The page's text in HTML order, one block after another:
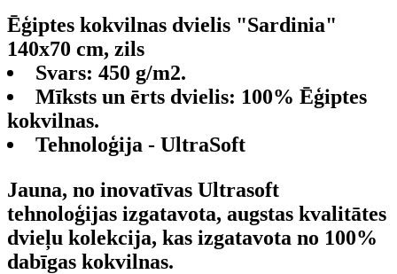
Ēģiptes kokvilnas dvielis "Sardinia"
140x70 cm, zils
Svars: 450 g/m2.
Mīksts un ērts dvielis: 100% Ēģiptes
kokvilnas.
Tehnoloģija - UltraSoft
Jauna, no inovatīvas Ultrasoft
tehnoloģijas izgatavota, augstas kvalitātes
dvieļu kolekcija, kas izgatavota no 100%
dabīgas kokvilnas.